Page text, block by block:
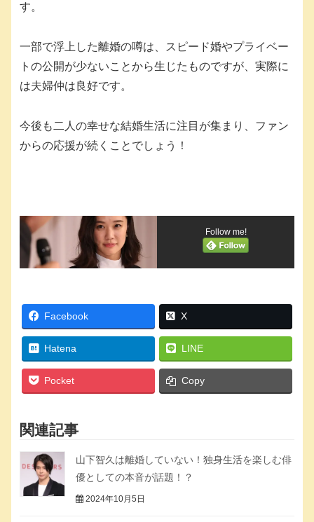
す。
一部で浮上した離婚の噂は、スピード婚やプライベー
トの公開が少ないことから生じたものですが、実際に
は夫婦仲は良好です。
今後も二人の幸せな結婚生活に注目が集まり、ファン
からの応援が続くことでしょう！
Follow me!
Facebook X
Hatena LINE
Pocket Copy
関連記事
山下智久は離婚していない！独身生活を楽しむ俳
優としての本音が話題！？
2024年10月5日